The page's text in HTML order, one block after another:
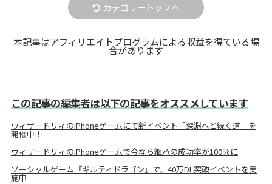
カテゴリートップへ
本記事はアフィリエイトプログラムによる収益を得ている場
合があります
この記事の編集者は以下の記事をオススメしています
ウィザードリィのiPhoneゲームにて新イベント「深淵へと続く道」を
開催中！
ウィザードリィのiPhoneゲームで今なら継承の成功率が100％に
ソーシャルゲーム『ギルティドラゴン』で、40万DL突破イベントを実
施中